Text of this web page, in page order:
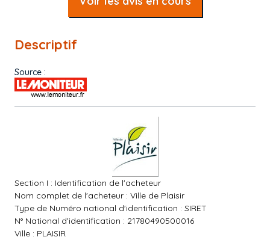
Descriptif
Source :
Section I : Identification de l'acheteur
Nom complet de l'acheteur : Ville de Plaisir
Type de Numéro national d'identification : SIRET
N° National d'identification : 21780490500016
Ville : PLAISIR